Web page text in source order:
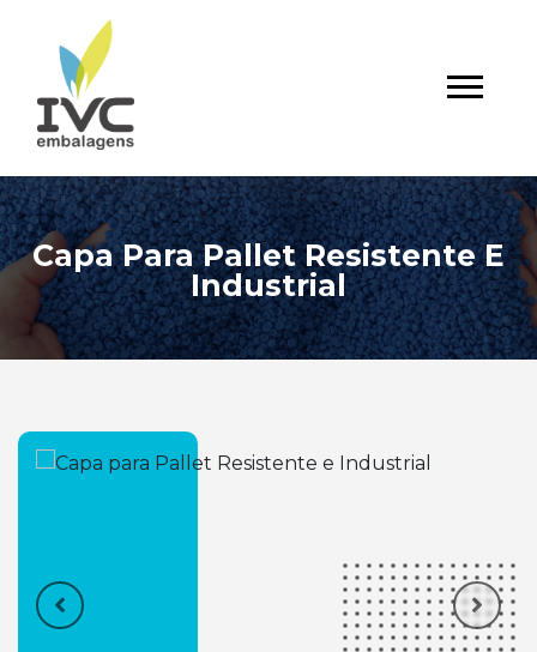
Capa Para Pallet Resistente E
Industrial
Next